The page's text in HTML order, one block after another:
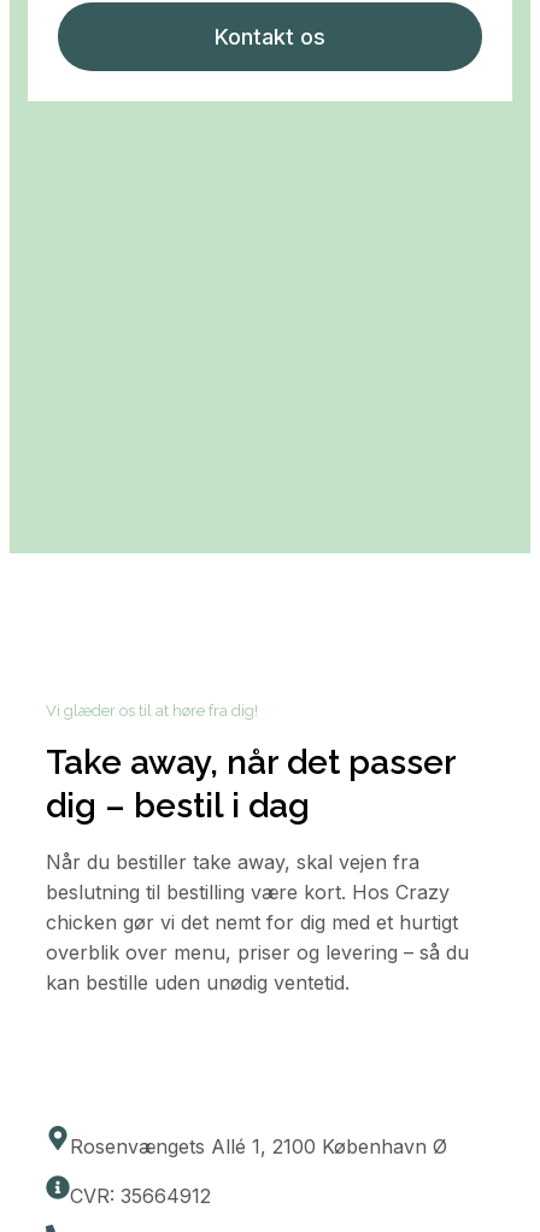
Kontakt os
Vi glæder os til at høre fra dig!
Take away, når det passer
dig – bestil i dag
Når du bestiller take away, skal vejen fra
beslutning til bestilling være kort. Hos Crazy
chicken gør vi det nemt for dig med et hurtigt
overblik over menu, priser og levering – så du
kan bestille uden unødig ventetid.
Rosenvængets Allé 1, 2100 København Ø
CVR: 35664912